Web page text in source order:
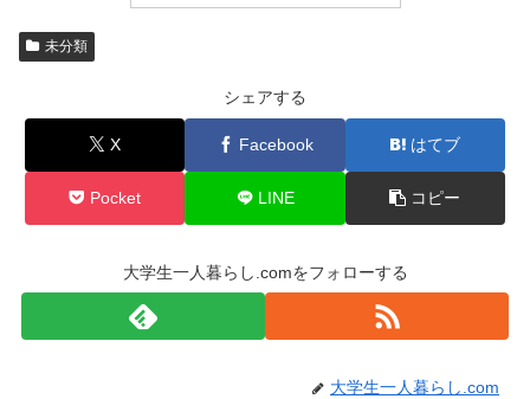
未分類
シェアする
X Facebook はてブ
Pocket LINE コピー
大学生一人暮らし.comをフォローする
大学生一人暮らし.com